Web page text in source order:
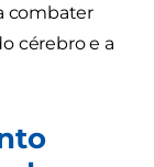
combater
cérebro e a